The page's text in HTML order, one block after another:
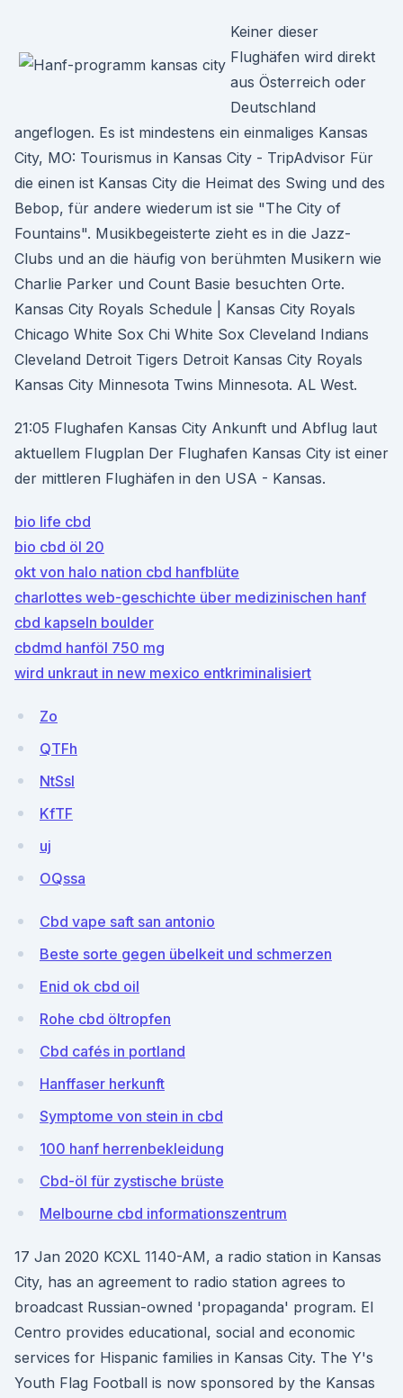
Keiner dieser
Flughäfen wird direkt
aus Österreich oder
Deutschland
angeflogen. Es ist mindestens ein einmaliges Kansas
City, MO: Tourismus in Kansas City - TripAdvisor Für
die einen ist Kansas City die Heimat des Swing und des
Bebop, für andere wiederum ist sie "The City of
Fountains". Musikbegeisterte zieht es in die Jazz-
Clubs und an die häufig von berühmten Musikern wie
Charlie Parker und Count Basie besuchten Orte.
Kansas City Royals Schedule | Kansas City Royals
Chicago White Sox Chi White Sox Cleveland Indians
Cleveland Detroit Tigers Detroit Kansas City Royals
Kansas City Minnesota Twins Minnesota. AL West.
21:05 Flughafen Kansas City Ankunft und Abflug laut
aktuellem Flugplan Der Flughafen Kansas City ist einer
der mittleren Flughäfen in den USA - Kansas.
bio life cbd
bio cbd öl 20
okt von halo nation cbd hanfblüte
charlottes web-geschichte über medizinischen hanf
cbd kapseln boulder
cbdmd hanföl 750 mg
wird unkraut in new mexico entkriminalisiert
Zo
QTFh
NtSsI
KfTF
uj
OQssa
Cbd vape saft san antonio
Beste sorte gegen übelkeit und schmerzen
Enid ok cbd oil
Rohe cbd öltropfen
Cbd cafés in portland
Hanffaser herkunft
Symptome von stein in cbd
100 hanf herrenbekleidung
Cbd-öl für zystische brüste
Melbourne cbd informationszentrum
17 Jan 2020 KCXL 1140-AM, a radio station in Kansas
City, has an agreement to radio station agrees to
broadcast Russian-owned 'propaganda' program. El
Centro provides educational, social and economic
services for Hispanic families in Kansas City. The Y's
Youth Flag Football is now sponsored by the Kansas